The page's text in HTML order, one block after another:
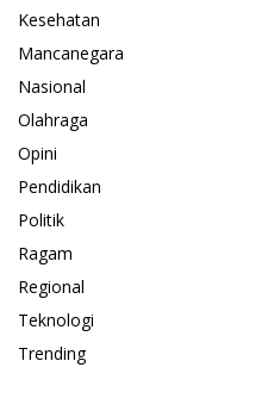
Kesehatan
Mancanegara
Nasional
Olahraga
Opini
Pendidikan
Politik
Ragam
Regional
Teknologi
Trending